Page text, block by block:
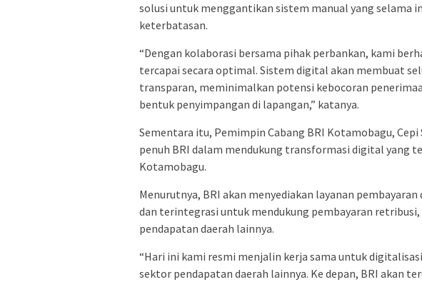
solusi untuk menggantikan sistem manual yang selama
keterbatasan.
“Dengan kolaborasi bersama pihak perbankan, kami
tercapai secara optimal. Sistem digital akan membuat
transparan, meminimalkan potensi kebocoran
bentuk penyimpangan di lapangan,” katanya.
Sementara itu, Pemimpin Cabang BRI Kotamobagu,
penuh BRI dalam mendukung transformasi digital yang
Kotamobagu.
Menurutnya, BRI akan menyediakan layanan
dan terintegrasi untuk mendukung pembayaran
pendapatan daerah lainnya.
“Hari ini kami resmi menjalin kerja sama untuk
sektor pendapatan daerah lainnya. Ke depan, BRI akan